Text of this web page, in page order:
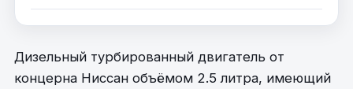
Дизельный турбированный двигатель от
концерна Ниссан объёмом 2.5 литра, имеющий